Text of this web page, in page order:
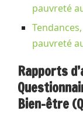
pauvreté
pauvreté
Rapports
Bien-être